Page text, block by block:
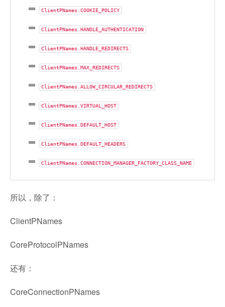
ClientPNames.COOKIE_POLICY
ClientPNames.HANDLE_AUTHENTICATION
ClientPNames.HANDLE_REDIRECTS
ClientPNames.MAX_REDIRECTS
ClientPNames.ALLOW_CIRCULAR_REDIRECTS
ClientPNames.VIRTUAL_HOST
ClientPNames.DEFAULT_HOST
ClientPNames.DEFAULT_HEADERS
ClientPNames.CONNECTION_MANAGER_FACTORY_CLASS_NAME
所以，除了：
ClientPNames
CoreProtocolPNames
还有：
CoreConnectionPNames